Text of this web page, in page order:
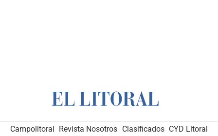
Campolitoral Revista Nosotros Clasificados CYD Litoral